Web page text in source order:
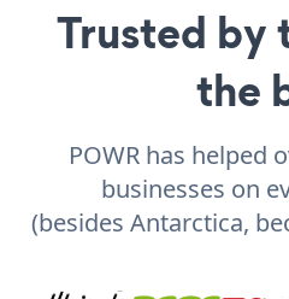
Trusted by
the
POWR has helped
businesses on
(besides Antarctica,